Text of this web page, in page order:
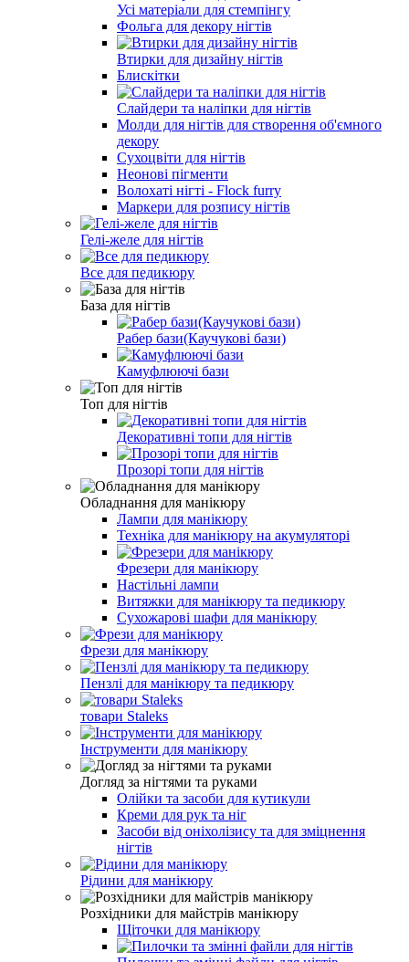
Усі матеріали для стемпінгу
Фольга для декору нігтів
Втирки для дизайну нігтів
Блискітки
Слайдери та наліпки для нігтів
Молди для нігтів для створення об'ємного
декору
Сухоцвіти для нігтів
Неонові пігменти
Волохаті нігті - Flock furry
Маркери для розпису нігтів
Гелі-желе для нігтів
Все для педикюру
База для нігтів
Рабер бази(Каучукові бази)
Камуфлюючі бази
Топ для нігтів
Декоративні топи для нігтів
Прозорі топи для нігтів
Обладнання для манікюру
Лампи для манікюру
Техніка для манікюру на акумуляторі
Фрезери для манікюру
Настільні лампи
Витяжки для манікюру та педикюру
Сухожарові шафи для манікюру
Фрези для манікюру
Пензлі для манікюру та педикюру
товари Staleks
Інструменти для манікюру
Догляд за нігтями та руками
Олійки та засоби для кутикули
Креми для рук та ніг
Засоби від оніхолізису та для зміцнення
нігтів
Рідини для манікюру
Розхідники для майстрів манікюру
Щіточки для манікюру